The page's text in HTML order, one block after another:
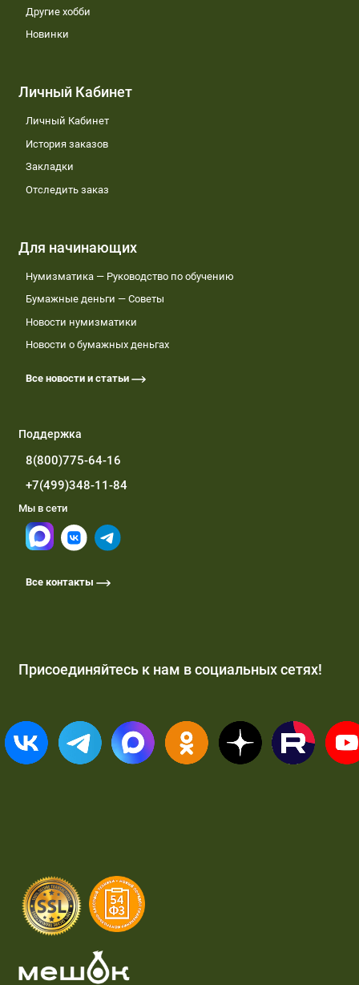
Другие хобби
Новинки
Личный Кабинет
Личный Кабинет
История заказов
Закладки
Отследить заказ
Для начинающих
Нумизматика — Руководство по обучению
Бумажные деньги — Советы
Новости нумизматики
Новости о бумажных деньгах
Все новости и статьи
Поддержка
8(800)775-64-16
+7(499)348-11-84
Мы в сети
Все контакты
Присоединяйтесь к нам в социальных сетях!